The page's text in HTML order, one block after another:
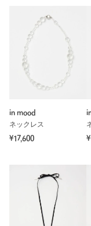
in mood
ネックレス
¥17,600